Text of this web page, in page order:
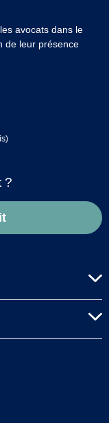
avocats dans le
de leur présence
?